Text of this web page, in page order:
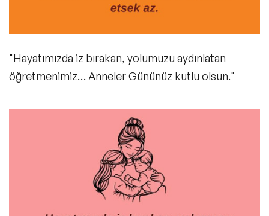
"Hayatımızda iz bırakan, yolumuzu aydınlatan
öğretmenimiz… Anneler Gününüz kutlu olsun."